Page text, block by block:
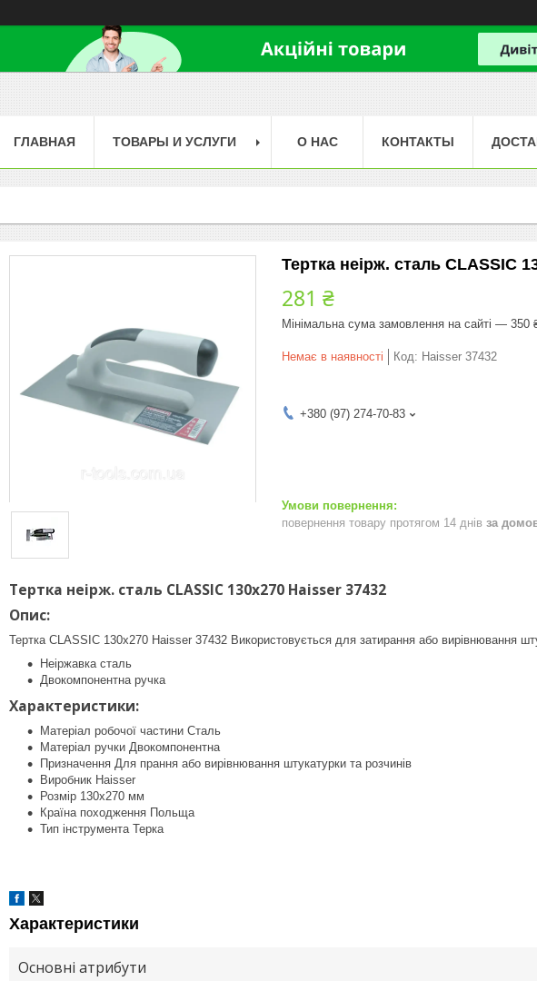
ГЛАВНАЯ ТОВАРЫ И УСЛУГИ О НАС КОНТАКТЫ
Тертка неірж. сталь CLASSIC
281 ₴
Мінімальна сума замовлення на сайті — 350
Немає в наявності Код: Haisser 37432
+380 (97) 274-70-83
повернення товару протягом 14 днів за
Тертка неірж. сталь CLASSIC 130х270 Haisser 37432
Опис:
Тертка CLASSIC 130х270 Haisser 37432 Використовується для затирання або вирівнювання
Неіржавка сталь
Двокомпонентна ручка
Характеристики:
Матеріал робочої частини Сталь
Матеріал ручки Двокомпонентна
Призначення Для прання або вирівнювання штукатурки та розчинів
Виробник Haisser
Розмір 130х270 мм
Країна походження Польща
Тип інструмента Терка
Характеристики
Основні атрибути